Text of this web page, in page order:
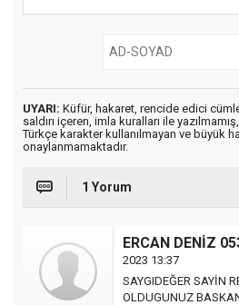
UYARI: Küfür, hakaret, rencide edici
saldırı içeren, imla kuralları ile yazılmamış,
Türkçe karakter kullanılmayan ve büyük
onaylanmamaktadır.
1 Yorum
ERCAN DENİZ
2023 13:37
SAYGIDEĞER SAYİN
OLDUGUNUZ